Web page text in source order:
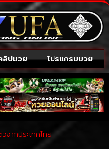
ลิปมวย โปรแกรมมวย
จากประเทศไทย